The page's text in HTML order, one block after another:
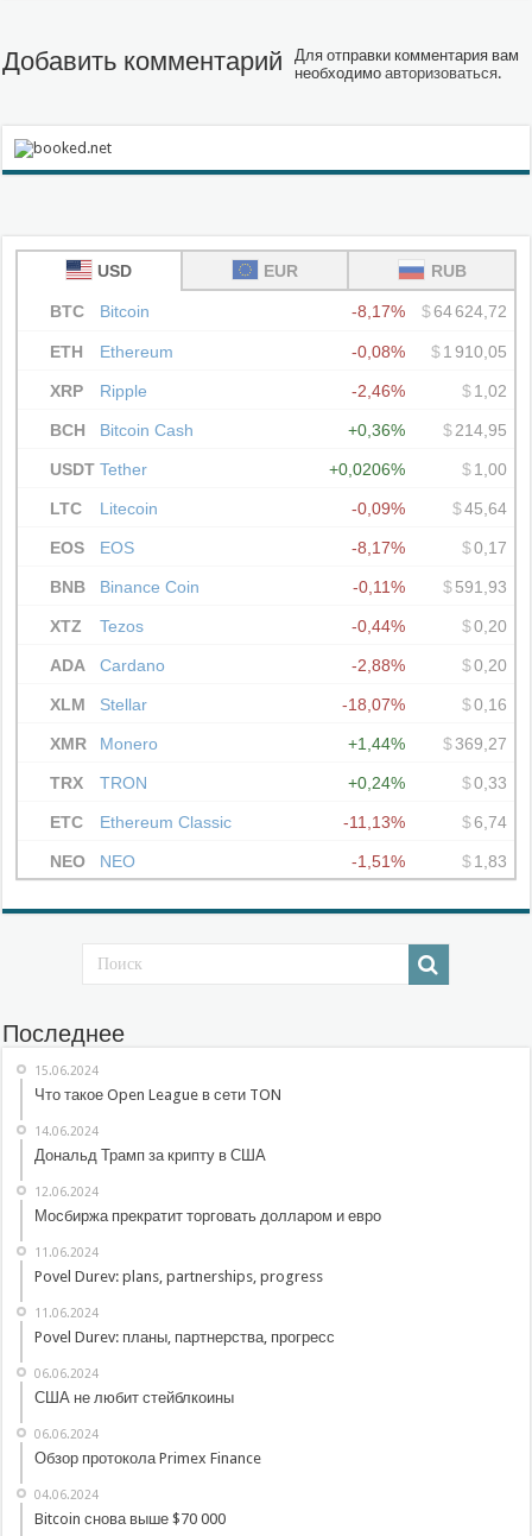
Добавить комментарий
Для отправки комментария вам
необходимоавторизоваться.
Последнее
15.06.2024
Что такое Open League в сети TON
14.06.2024
Дональд Трамп за крипту в США
12.06.2024
Мосбиржа прекратит торговать долларом и евро
11.06.2024
Povel Durev: plans, partnerships, progress
11.06.2024
Povel Durev: планы, партнерства, прогресс
06.06.2024
США не любит стейблкоины
06.06.2024
Обзор протокола Primex Finance
04.06.2024
Bitcoin снова выше $70 000